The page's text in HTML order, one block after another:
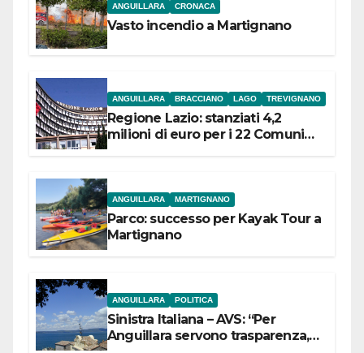
ANGUILLARA CRONACA
Vasto incendio a Martignano
ANGUILLARA BRACCIANO LAGO TREVIGNANO
Regione Lazio: stanziati 4,2
milioni di euro per i 22 Comuni
ANGUILLARA MARTIGNANO
Parco: successo per Kayak Tour a
Martignano
ANGUILLARA POLITICA
Sinistra Italiana – AVS: “Per
Anguillara servono trasparenza,